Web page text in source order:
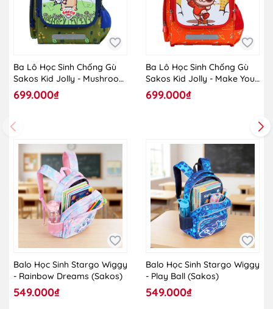
Ba Lô Học Sinh Chống Gù
Sakos Kid Jolly - Mushroom
Cute
699.000₫
Ba Lô Học Sinh Chống Gù
Sakos Kid Jolly - Make Your
Day Better
699.000₫
Balo Học Sinh Stargo Wiggy
- Rainbow Dreams (Sakos)
549.000₫
Balo Học Sinh Stargo Wiggy
- Play Ball (Sakos)
549.000₫